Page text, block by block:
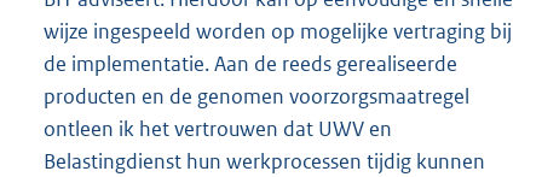
wijze ingespeeld worden op mogelijke vertraging bij
de implementatie. Aan de reeds gerealiseerde
producten en de genomen voorzorgsmaatregel
ontleen ik het vertrouwen dat UWV en
Belastingdienst hun werkprocessen tijdig kunnen